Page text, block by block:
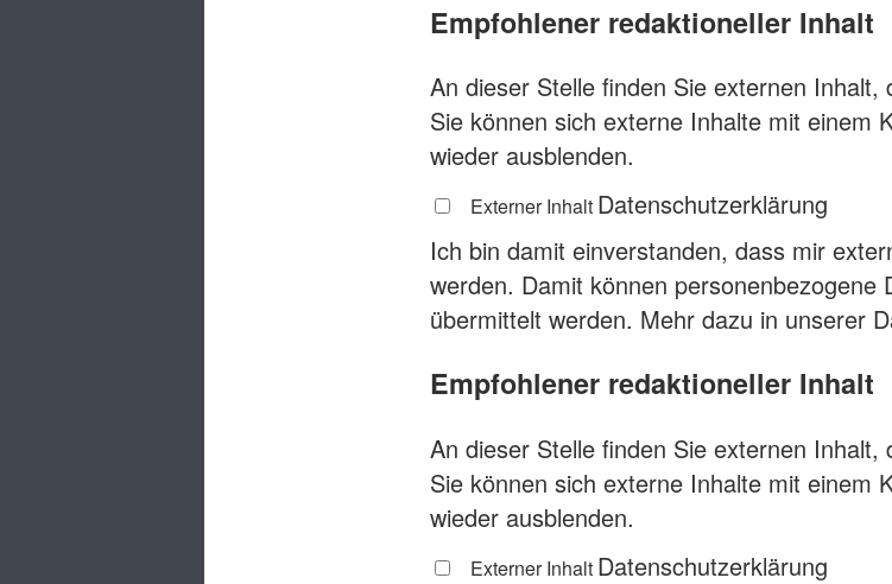
Empfohlener redaktioneller Inhalt
An dieser Stelle finden Sie externen Inhalt,
Sie können sich externe Inhalte mit einem
wieder ausblenden.
Externer Inhalt Datenschutzerklärung
Ich bin damit einverstanden, dass mir
werden. Damit können personenbezogene
übermittelt werden. Mehr dazu in unserer
Empfohlener redaktioneller Inhalt
An dieser Stelle finden Sie externen Inhalt,
Sie können sich externe Inhalte mit einem
wieder ausblenden.
Externer Inhalt Datenschutzerklärung